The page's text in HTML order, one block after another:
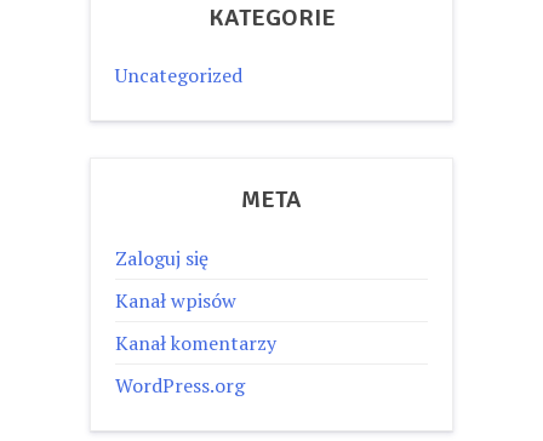
KATEGORIE
Uncategorized
META
Zaloguj się
Kanał wpisów
Kanał komentarzy
WordPress.org